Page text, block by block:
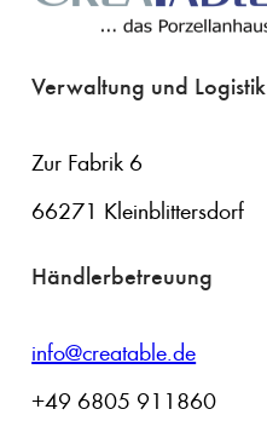
Verwaltung und Logistik
Zur Fabrik 6
66271 Kleinblittersdorf
Händlerbetreuung
info@creatable.de
+49 6805 911860